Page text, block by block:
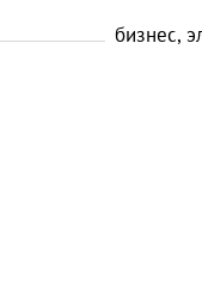
бизнес,